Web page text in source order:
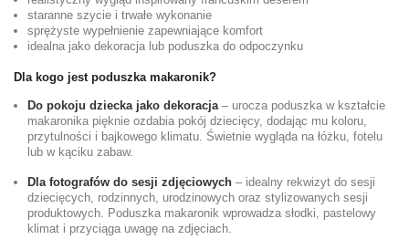
staranne szycie i trwałe wykonanie
sprężyste wypełnienie zapewniające komfort
idealna jako dekoracja lub poduszka do odpoczynku
Dla kogo jest poduszka makaronik?
Do pokoju dziecka jako dekoracja – urocza poduszka w kształcie
makaronika pięknie ozdabia pokój dziecięcy, dodając mu koloru,
przytulności i bajkowego klimatu. Świetnie wygląda na łóżku, fotelu
lub w kąciku zabaw.
Dla fotografów do sesji zdjęciowych – idealny rekwizyt do sesji
dziecięcych, rodzinnych, urodzinowych oraz stylizowanych sesji
produktowych. Poduszka makaronik wprowadza słodki, pastelowy
klimat i przyciąga uwagę na zdjęciach.